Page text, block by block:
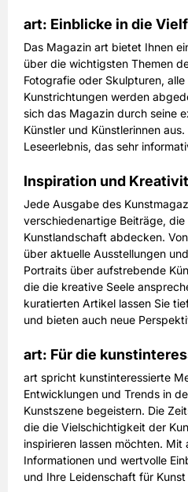
inkl. gesetzl. MwSt.
Prämie
Ausgaben:
6 Hefte für je
Laufzeit:
6 Monate
PAYBACK:
60
Preis 108,00
inkl. gesetzl. MwSt.
Prämie
art: Einblicke in die
Das Magazin art bietet Ihnen
über die wichtigsten Themen
Fotografie oder Skulpturen,
Kunstrichtungen werden
sich das Magazin durch seine
Künstler und Künstlerinnen
Leseerlebnis, das sehr
Inspiration und
Jede Ausgabe des
verschiedenartige Beiträge,
Kunstlandschaft abdecken.
über aktuelle Ausstellungen
Portraits über aufstrebende
die die kreative Seele
kuratierten Artikel lassen Sie
und bieten auch neue
art: Für die
art spricht kunstinteressierte
Entwicklungen und Trends in
Kunstszene begeistern. Die
die die Vielschichtigkeit der
inspirieren lassen möchten.
Informationen und wertvolle
und Ihre Leidenschaft für